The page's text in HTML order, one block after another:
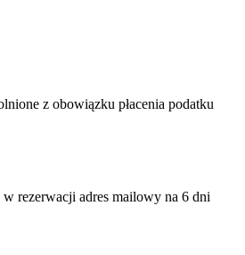
z obowiązku płacenia podatku
rezerwacji adres mailowy na 6 dni